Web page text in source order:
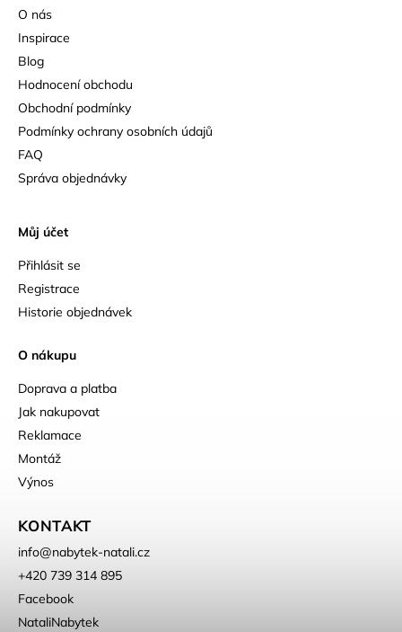
O nás
Inspirace
Blog
Hodnocení obchodu
Obchodní podmínky
Podmínky ochrany osobních údajů
FAQ
Správa objednávky
Můj účet
Přihlásit se
Registrace
Historie objednávek
O nákupu
Doprava a platba
Jak nakupovat
Reklamace
Montáž
Výnos
KONTAKT
info@nabytek-natali.cz
+420 739 314 895
Facebook
NataliNabytek